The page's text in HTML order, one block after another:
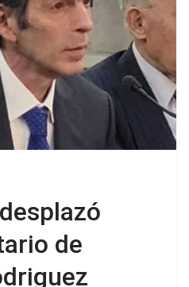
de